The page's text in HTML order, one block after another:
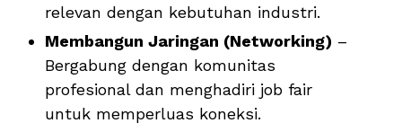
relevan dengan kebutuhan industri.
Membangun Jaringan (Networking) –
Bergabung dengan komunitas
profesional dan menghadiri job fair
untuk memperluas koneksi.